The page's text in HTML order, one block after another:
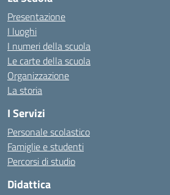
Presentazione
I luoghi
I numeri della scuola
Le carte della scuola
Organizzazione
La storia
I Servizi
Personale scolastico
Famiglie e studenti
Percorsi di studio
Didattica